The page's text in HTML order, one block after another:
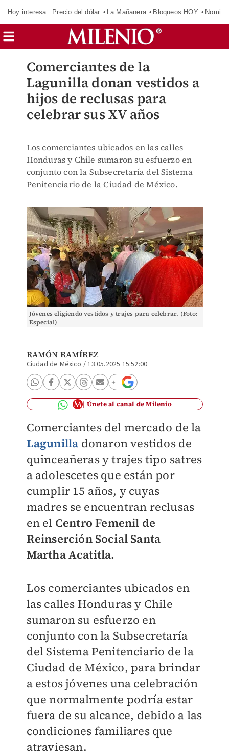
Hoy interesa: Precio del dólar La Mañanera Bloqueos HOY
Comerciantes de la
Lagunilla donan vestidos a
hijos de reclusas para
celebrar sus XV años
Los comerciantes ubicados en las calles
Honduras y Chile sumaron su esfuerzo en
conjunto con la Subsecretaría del Sistema
Penitenciario de la Ciudad de México.
Jóvenes eligiendo vestidos y trajes para celebrar. (Foto:
Especial)
RAMÓN RAMÍREZ
Ciudad de México /13.05.2025 15:52:00
Únete al canal de Milenio
Comerciantes del mercado de la
Lagunilla donaron vestidos de
quinceañeras y trajes tipo satres
a adolescetes que están por
cumplir 15 años, y cuyas
madres se encuentran reclusas
en el Centro Femenil de
Reinserción Social Santa
Martha Acatitla.
Los comerciantes ubicados en
las calles Honduras y Chile
sumaron su esfuerzo en
conjunto con la Subsecretaría
del Sistema Penitenciario de la
Ciudad de México, para brindar
a estos jóvenes una celebración
que normalmente podría estar
fuera de su alcance, debido a las
condiciones familiares que
atraviesan.